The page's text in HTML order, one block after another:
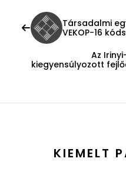
Társadalmi
VEKOP-16
Az
kiegyensúlyozott
KIEMELT